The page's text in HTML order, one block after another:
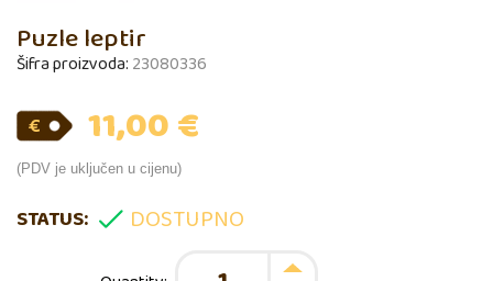
Puzle leptir
Šifra proizvoda: 23080336
11,00€
(PDV je uključen u cijenu)
STATUS: DOSTUPNO